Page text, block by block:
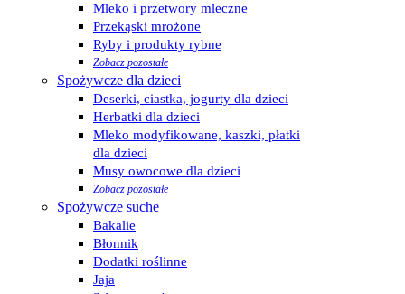
Mleko i przetwory mleczne
Przekąski mrożone
Ryby i produkty rybne
Zobacz pozostałe
Spożywcze dla dzieci
Deserki, ciastka, jogurty dla dzieci
Herbatki dla dzieci
Mleko modyfikowane, kaszki, płatki
dla dzieci
Musy owocowe dla dzieci
Zobacz pozostałe
Spożywcze suche
Bakalie
Błonnik
Dodatki roślinne
Jaja